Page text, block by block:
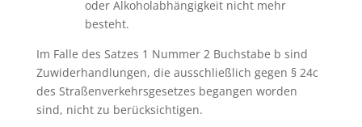
oder Alkoholabhängigkeit nicht mehr
besteht.
Im Falle des Satzes 1 Nummer 2 Buchstabe b sind
Zuwiderhandlungen, die ausschließlich gegen § 24c
des Straßenverkehrsgesetzes begangen worden
sind, nicht zu berücksichtigen.